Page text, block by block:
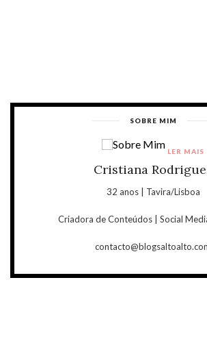
SOBRE MIM
Cristiana
32 anos | Tavira/Lisboa
Criadora de Conteúdos | Social
LER MAIS